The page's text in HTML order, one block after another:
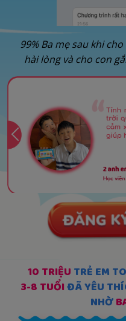
99% Ba mẹ sau khi
hài lòng và cho con
10 TRIỆUTRẺ EM
3-8 TUỔIĐÃ YÊU
NHỜ